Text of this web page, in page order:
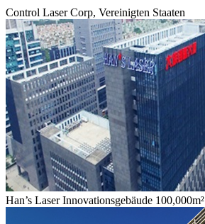
Control Laser Corp, Vereinigten Staaten
Han’s Laser Innovationsgebäude 100,000m²